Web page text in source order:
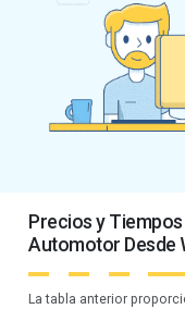
Precios y
Automotor Desde
La tabla anterior